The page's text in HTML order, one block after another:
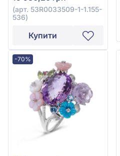
(арт. 53R0033509-1-1.155-
536)
Купити
-70%